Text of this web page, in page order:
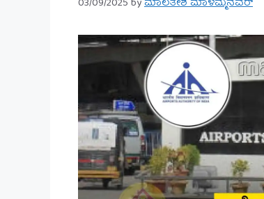
03/09/2025byಮಾಲತೇಶ ಮಾಳಮ್ಮನವರ್